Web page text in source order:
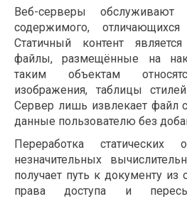
Веб-серверы
содержимого,
Статичный контент
файлы, размещённые на
таким объектам
изображения, таблицы
Сервер лишь извлекает файл
данные пользователю без
Переработка статических
незначительных
получает путь к документу из
права доступа и